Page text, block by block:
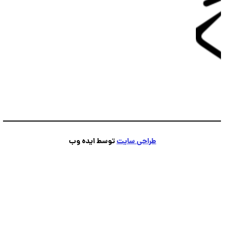
طراحی سایتتوسط ایده وب